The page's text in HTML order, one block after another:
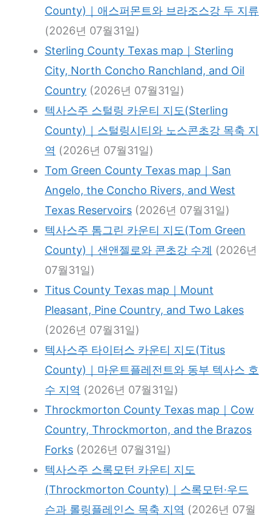
County)｜애스퍼몬트와 브라조스강 두 지류
(2026년 07월31일)
Sterling County Texas map｜Sterling
City, North Concho Ranchland, and Oil
Country (2026년 07월31일)
텍사스주 스털링 카운티 지도(Sterling
County)｜스털링시티와 노스콘초강 목축 지
역 (2026년 07월31일)
Tom Green County Texas map｜San
Angelo, the Concho Rivers, and West
Texas Reservoirs (2026년 07월31일)
텍사스주 톰그린 카운티 지도(Tom Green
County)｜샌앤젤로와 콘초강 수계 (2026년
07월31일)
Titus County Texas map｜Mount
Pleasant, Pine Country, and Two Lakes
(2026년 07월31일)
텍사스주 타이터스 카운티 지도(Titus
County)｜마운트플레전트와 동부 텍사스 호
수 지역 (2026년 07월31일)
Throckmorton County Texas map｜Cow
Country, Throckmorton, and the Brazos
Forks (2026년 07월31일)
텍사스주 스록모턴 카운티 지도
(Throckmorton County)｜스록모턴·우드
슨과 롤링플레인스 목축 지역 (2026년 07월